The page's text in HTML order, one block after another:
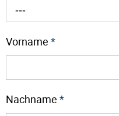
---
Vorname *
Nachname *